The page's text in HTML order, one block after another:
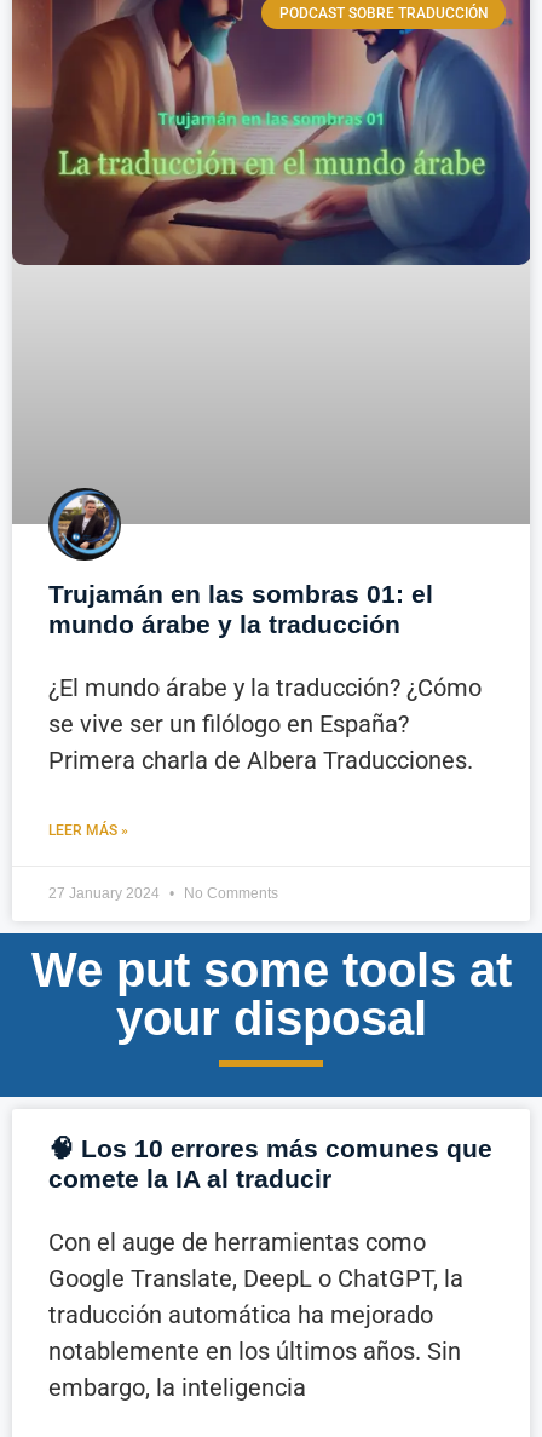
PODCAST SOBRE TRADUCCIÓN
Trujamán en las sombras 01: el
mundo árabe y la traducción
¿El mundo árabe y la traducción? ¿Cómo
se vive ser un filólogo en España?
Primera charla de Albera Traducciones.
LEER MÁS »
27 January 2024 No Comments
We put some tools at
your disposal
🧠 Los 10 errores más comunes que
comete la IA al traducir
Con el auge de herramientas como
Google Translate, DeepL o ChatGPT, la
traducción automática ha mejorado
notablemente en los últimos años. Sin
embargo, la inteligencia